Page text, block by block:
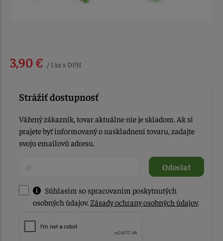
3,90 € / 1 ks s DPH
Strážiť dostupnosť
Vážený zákazník, tovar aktuálne nie je skladom. Ak si
prajete byť informovaný o naskladnení tovaru, zadajte
svoju emailovú adresu.
Odoslať
Súhlasím so spracovaním poskytnutých
osobných údajov.Zásady ochrany osobných údajov.